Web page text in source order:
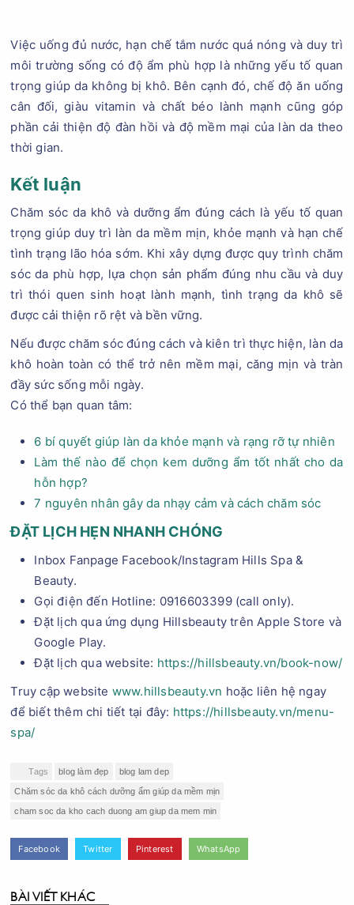
Việc uống đủ nước, hạn chế tắm nước quá nóng và duy trì
môi trường sống có độ ẩm phù hợp là những yếu tố quan
trọng giúp da không bị khô. Bên cạnh đó, chế độ ăn uống
cân đối, giàu vitamin và chất béo lành mạnh cũng góp
phần cải thiện độ đàn hồi và độ mềm mại của làn da theo
thời gian.
Kết luận
Chăm sóc da khô và dưỡng ẩm đúng cách là yếu tố quan
trọng giúp duy trì làn da mềm mịn, khỏe mạnh và hạn chế
tình trạng lão hóa sớm. Khi xây dựng được quy trình chăm
sóc da phù hợp, lựa chọn sản phẩm đúng nhu cầu và duy
trì thói quen sinh hoạt lành mạnh, tình trạng da khô sẽ
được cải thiện rõ rệt và bền vững.
Nếu được chăm sóc đúng cách và kiên trì thực hiện, làn da
khô hoàn toàn có thể trở nên mềm mại, căng mịn và tràn
đầy sức sống mỗi ngày.
Có thể bạn quan tâm:
6 bí quyết giúp làn da khỏe mạnh và rạng rỡ tự nhiên
Làm thế nào để chọn kem dưỡng ẩm tốt nhất cho da
hỗn hợp?
7 nguyên nhân gây da nhạy cảm và cách chăm sóc
ĐẶT LỊCH HẸN NHANH CHÓNG
Inbox Fanpage Facebook/Instagram Hills Spa &
Beauty.
Gọi điện đến Hotline: 0916603399 (call only).
Đặt lịch qua ứng dụng Hillsbeauty trên Apple Store và
Google Play.
Đặt lịch qua website: https://hillsbeauty.vn/book-now/
Truy cập website www.hillsbeauty.vn hoặc liên hệ ngay
để biết thêm chi tiết tại đây: https://hillsbeauty.vn/menu-
spa/
Tags blog làm đẹp blog lam dep
Chăm sóc da khô cách dưỡng ẩm giúp da mềm mịn
cham soc da kho cach duong am giup da mem min
Facebook Twitter Pinterest WhatsApp
BÀI VIẾT KHÁC